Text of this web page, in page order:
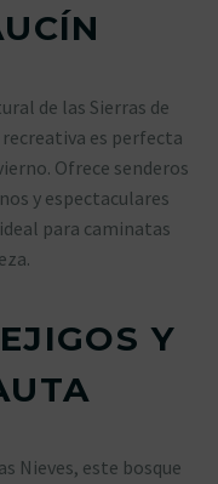
de las Sierras de
es perfecta
Ofrece senderos
y espectaculares
para caminatas
Y
Nieves, este bosque